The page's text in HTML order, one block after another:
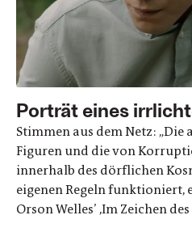
Porträt eines
Stimmen aus dem Netz:
Figuren und die von
innerhalb des dörflichen
eigenen Regeln funktioniert,
Orson Welles’ ,Im Zeichen des